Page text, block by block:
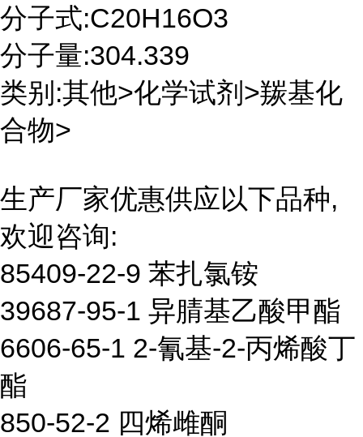
分子式:C20H16O3
分子量:304.339
类别:其他>化学试剂>羰基化
合物>
生产厂家优惠供应以下品种,
欢迎咨询:
85409-22-9 苯扎氯铵
39687-95-1 异腈基乙酸甲酯
6606-65-1 2-氰基-2-丙烯酸丁
酯
850-52-2 四烯雌酮